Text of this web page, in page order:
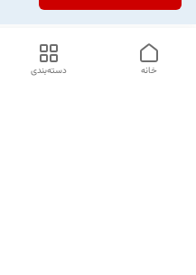
دسته‌بندی خانه